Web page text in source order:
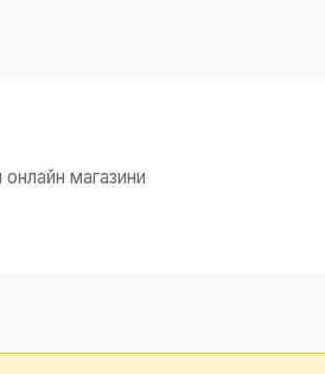
магазини